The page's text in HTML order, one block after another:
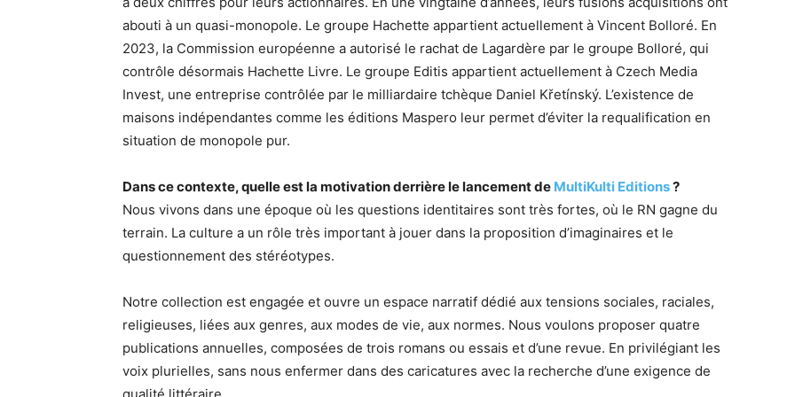
abouti à un quasi-monopole. Le groupe Hachette appartient actuellement à Vincent Bolloré. En
2023, la Commission européenne a autorisé le rachat de Lagardère par le groupe Bolloré, qui
contrôle désormais Hachette Livre. Le groupe Editis appartient actuellement à Czech Media
Invest, une entreprise contrôlée par le milliardaire tchèque Daniel Křetínský. L’existence de
maisons indépendantes comme les éditions Maspero leur permet d’éviter la requalification en
situation de monopole pur.
Dans ce contexte, quelle est la motivation derrière le lancement de MultiKulti Editions?
Nous vivons dans une époque où les questions identitaires sont très fortes, où le RN gagne du
terrain. La culture a un rôle très important à jouer dans la proposition d’imaginaires et le
questionnement des stéréotypes.
Notre collection est engagée et ouvre un espace narratif dédié aux tensions sociales, raciales,
religieuses, liées aux genres, aux modes de vie, aux normes. Nous voulons proposer quatre
publications annuelles, composées de trois romans ou essais et d’une revue. En privilégiant les
voix plurielles, sans nous enfermer dans des caricatures avec la recherche d’une exigence de
qualité littéraire.